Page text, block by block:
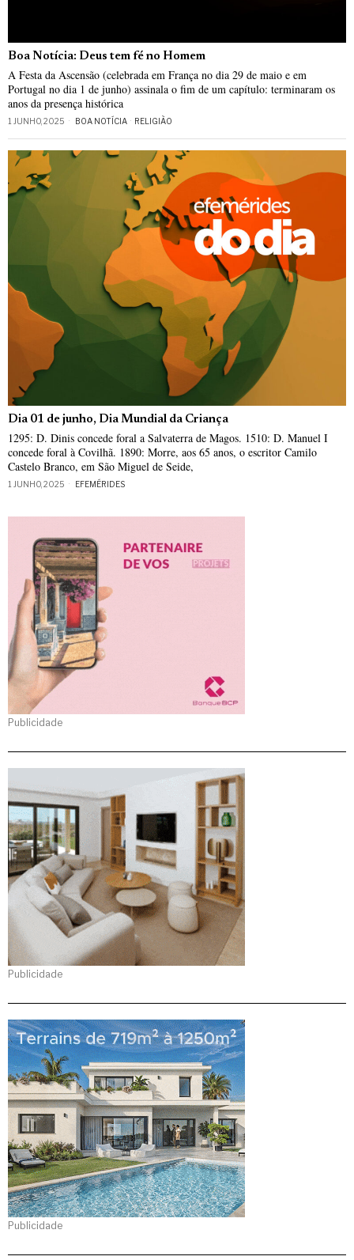
Boa Notícia: Deus tem fé no Homem
A Festa da Ascensão (celebrada em França no dia 29 de maio e em
Portugal no dia 1 de junho) assinala o fim de um capítulo: terminaram os
anos da presença histórica
1 JUNHO, 2025 BOA NOTÍCIA · RELIGIÃO
Dia 01 de junho, Dia Mundial da Criança
1295: D. Dinis concede foral a Salvaterra de Magos. 1510: D. Manuel I
concede foral à Covilhã. 1890: Morre, aos 65 anos, o escritor Camilo
Castelo Branco, em São Miguel de Seide,
1 JUNHO, 2025 EFEMÉRIDES
Publicidade
Publicidade
Publicidade